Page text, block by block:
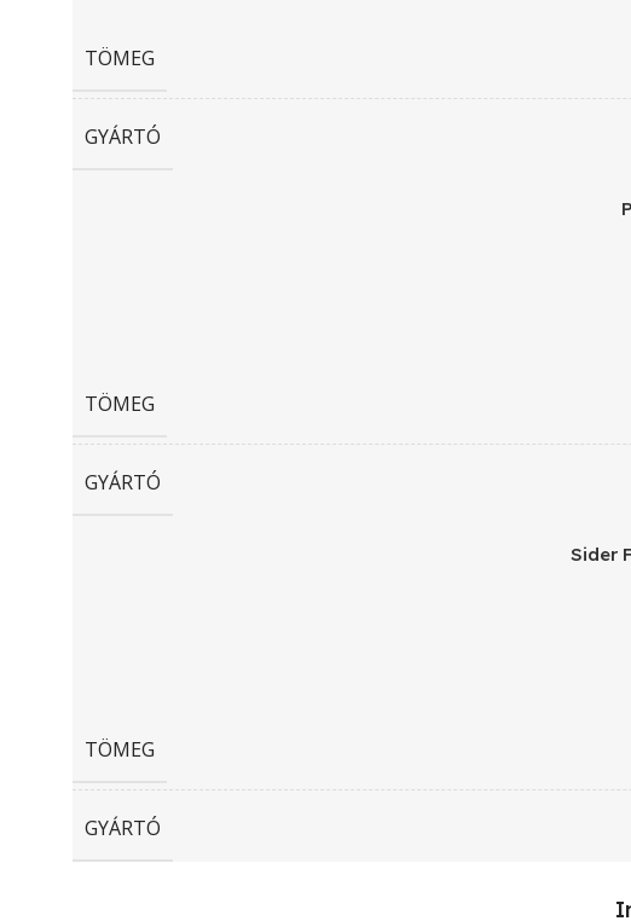
TÖMEG
GYÁRTÓ
TÖMEG
GYÁRTÓ
Sider
TÖMEG
GYÁRTÓ